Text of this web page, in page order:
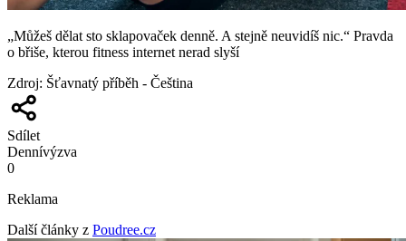
„Můžeš dělat sto sklapovaček denně. A stejně neuvidíš nic.“ Pravda
o břiše, kterou fitness internet nerad slyší
Zdroj: Šťavnatý příběh - Čeština
Sdílet
Dennívýzva
0
Reklama
Další články z Poudree.cz